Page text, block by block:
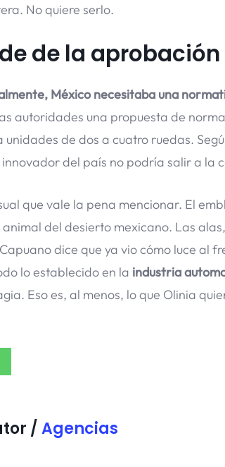
No quiere serlo.
de la
México necesitaba una
autoridades una propuesta de
unidades de dos a cuatro ruedas.
del país no podría salir a la
que vale la pena mencionar. El
del desierto mexicano. Las
dice que ya vio cómo luce al
lo establecido en la industria
Eso es, al menos, lo que Olinia
/ Agencias